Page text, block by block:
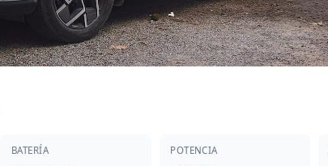
BATERÍA POTENCIA